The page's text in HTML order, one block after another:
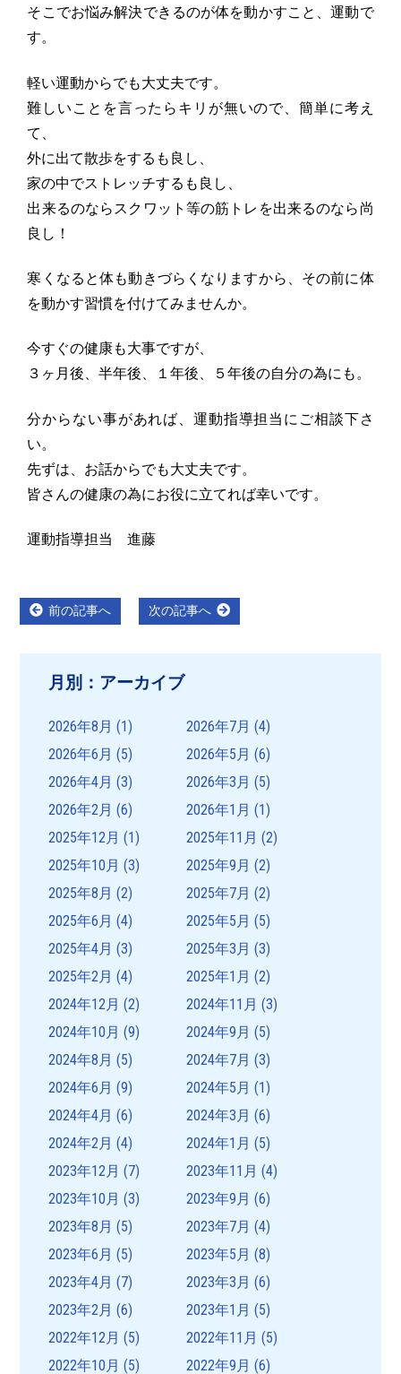
そこでお悩み解決できるのが体を動かすこと、運動で
す。
軽い運動からでも大丈夫です。
難しいことを言ったらキリが無いので、簡単に考え
て、
外に出て散歩をするも良し、
家の中でストレッチするも良し、
出来るのならスクワット等の筋トレを出来るのなら尚
良し！
寒くなると体も動きづらくなりますから、その前に体
を動かす習慣を付けてみませんか。
今すぐの健康も大事ですが、
３ヶ月後、半年後、１年後、５年後の自分の為にも。
分からない事があれば、運動指導担当にご相談下さ
い。
先ずは、お話からでも大丈夫です。
皆さんの健康の為にお役に立てれば幸いです。
運動指導担当 進藤
投 前の記事へ Previous
post:
次の記事へ
Next
post:
月別：アーカイブ
2026年8月 (1) 2026年7月 (4)
2026年6月 (5) 2026年5月 (6)
2026年4月 (3) 2026年3月 (5)
2026年2月 (6) 2026年1月 (1)
2025年12月 (1) 2025年11月 (2)
2025年10月 (3) 2025年9月 (2)
2025年8月 (2) 2025年7月 (2)
2025年6月 (4) 2025年5月 (5)
2025年4月 (3) 2025年3月 (3)
2025年2月 (4) 2025年1月 (2)
2024年12月 (2) 2024年11月 (3)
2024年10月 (9) 2024年9月 (5)
2024年8月 (5) 2024年7月 (3)
2024年6月 (9) 2024年5月 (1)
2024年4月 (6) 2024年3月 (6)
2024年2月 (4) 2024年1月 (5)
2023年12月 (7) 2023年11月 (4)
2023年10月 (3) 2023年9月 (6)
2023年8月 (5) 2023年7月 (4)
2023年6月 (5) 2023年5月 (8)
2023年4月 (7) 2023年3月 (6)
2023年2月 (6) 2023年1月 (5)
2022年12月 (5) 2022年11月 (5)
2022年10月 (5) 2022年9月 (6)